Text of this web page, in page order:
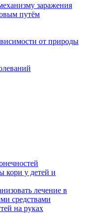
заражения
путём
от природы
кори у детей и
лечение в
средствами
на руках